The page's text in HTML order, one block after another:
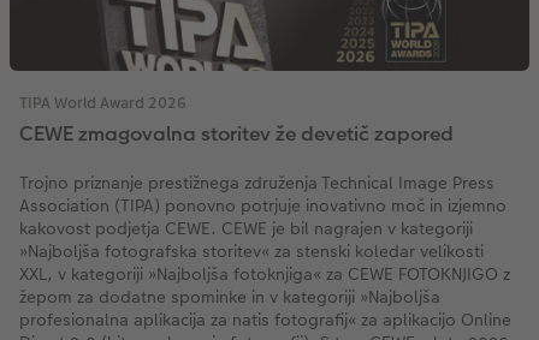
TIPA World Award 2026
CEWE zmagovalna storitev že devetič zapored
Trojno priznanje prestižnega združenja Technical Image Press
Association (TIPA) ponovno potrjuje inovativno moč in izjemno
kakovost podjetja CEWE. CEWE je bil nagrajen v kategoriji
»Najboljša fotografska storitev« za stenski koledar velikosti
XXL, v kategoriji »Najboljša fotoknjiga« za CEWE FOTOKNJIGO z
žepom za dodatne spominke in v kategoriji »Najboljša
profesionalna aplikacija za natis fotografij« za aplikacijo Online